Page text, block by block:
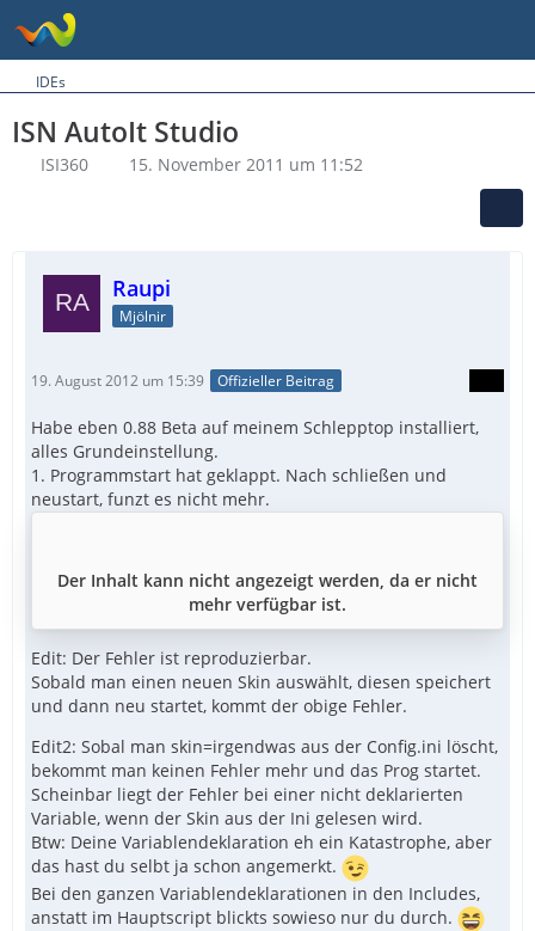
IDEs
ISN AutoIt Studio
ISI360 15. November 2011 um 11:52
Raupi
Mjölnir
19. August 2012 um 15:39 Offizieller Beitrag
Habe eben 0.88 Beta auf meinem Schlepptop installiert,
alles Grundeinstellung.
1. Programmstart hat geklappt. Nach schließen und
neustart, funzt es nicht mehr.
Der Inhalt kann nicht angezeigt werden, da er nicht
mehr verfügbar ist.
Edit: Der Fehler ist reproduzierbar.
Sobald man einen neuen Skin auswählt, diesen speichert
und dann neu startet, kommt der obige Fehler.
Edit2: Sobal man skin=irgendwas aus der Config.ini löscht,
bekommt man keinen Fehler mehr und das Prog startet.
Scheinbar liegt der Fehler bei einer nicht deklarierten
Variable, wenn der Skin aus der Ini gelesen wird.
Btw: Deine Variablendeklaration eh ein Katastrophe, aber
das hast du selbt ja schon angemerkt.
Bei den ganzen Variablendeklarationen in den Includes,
anstatt im Hauptscript blickts sowieso nur du durch.